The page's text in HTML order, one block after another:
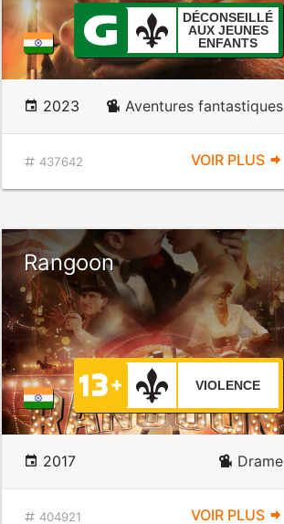
DÉCONSEILLÉ
AUX JEUNES
ENFANTS
2023 Aventures fantastiques
437642 VOIR PLUS
Rangoon
VIOLENCE
2017 Drame
404921 VOIR PLUS